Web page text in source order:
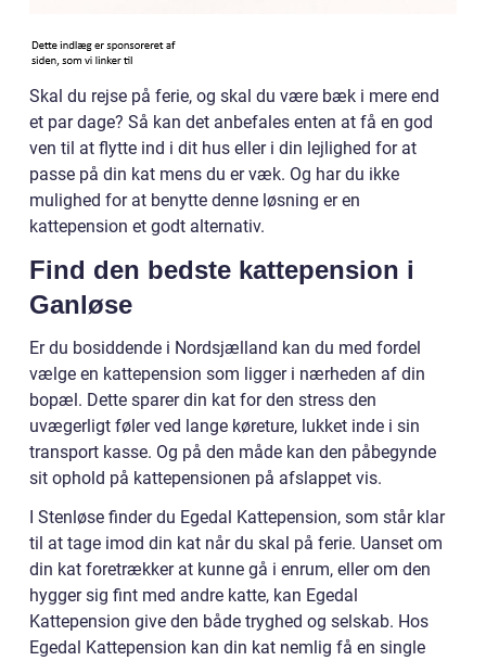
Skal du rejse på ferie, og skal du være bæk i mere end
et par dage? Så kan det anbefales enten at få en god
ven til at flytte ind i dit hus eller i din lejlighed for at
passe på din kat mens du er væk. Og har du ikke
mulighed for at benytte denne løsning er en
kattepension et godt alternativ.
Find den bedste kattepension i
Ganløse
Er du bosiddende i Nordsjælland kan du med fordel
vælge en kattepension som ligger i nærheden af din
bopæl. Dette sparer din kat for den stress den
uvægerligt føler ved lange køreture, lukket inde i sin
transport kasse. Og på den måde kan den påbegynde
sit ophold på kattepensionen på afslappet vis.
I Stenløse finder du Egedal Kattepension, som står klar
til at tage imod din kat når du skal på ferie. Uanset om
din kat foretrækker at kunne gå i enrum, eller om den
hygger sig fint med andre katte, kan Egedal
Kattepension give den både tryghed og selskab. Hos
Egedal Kattepension kan din kat nemlig få en single